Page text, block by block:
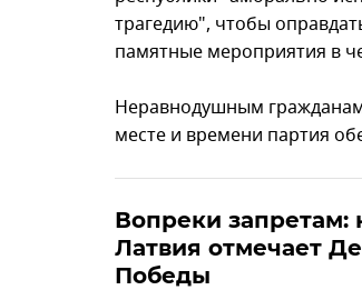
трагедию", чтобы
памятные мероприятия в
Неравнодушным гражданам
месте и времени партия
Вопреки запретам:
Латвия отмечает
Победы